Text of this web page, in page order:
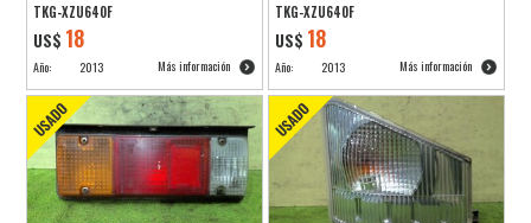
TKG-XZU640F
US$ 18
Año: 2013 Más información
TKG-XZU640F
US$ 18
Año: 2013 Más información